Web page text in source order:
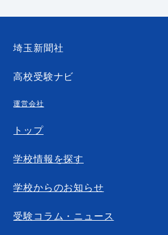
埼玉新聞社
高校受験ナビ
運営会社
トップ
学校情報を探す
学校からのお知らせ
受験コラム・ニュース